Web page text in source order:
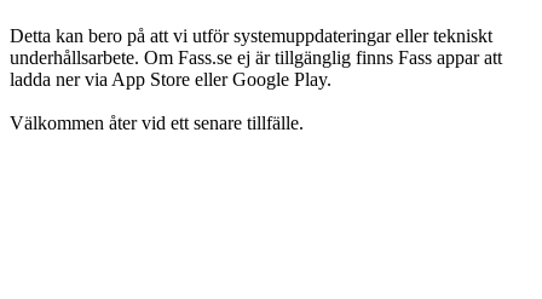
Detta kan bero på att vi utför systemuppdateringar eller tekniskt
underhållsarbete. Om Fass.se ej är tillgänglig finns Fass appar att
ladda ner via App Store eller Google Play.
Välkommen åter vid ett senare tillfälle.